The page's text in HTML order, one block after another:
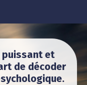
puissant et
de décoder